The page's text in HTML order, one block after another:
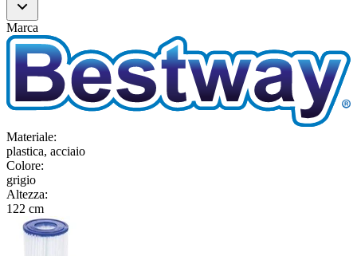
Marca
Materiale:
plastica, acciaio
Colore:
grigio
Altezza:
122 cm